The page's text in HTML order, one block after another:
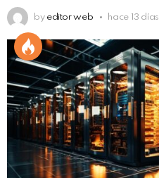
by editor web hace 13 días